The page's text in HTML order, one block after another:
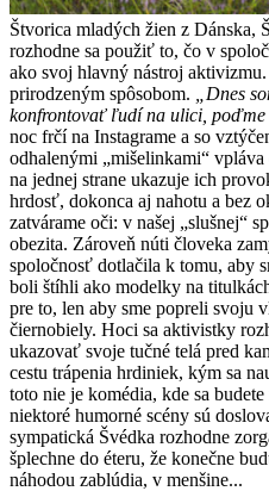
Štvorica mladých žien z Dánska,
rozhodne sa použiť to, čo v
ako svoj hlavný nástroj
prirodzeným spôsobom.
„Dnes
konfrontovať ľudí na ulici, poďme
noc frčí na Instagrame a so
odhalenými „mišelinkami“
na jednej strane ukazuje ich
hrdosť, dokonca aj nahotu a bez
zatvárame oči: v našej „slušnej“
obezita. Zároveň núti človeka
spoločnosť dotlačila k tomu, aby
boli štíhli ako modelky na
pre to, len aby sme popreli svoju
čiernobiely. Hoci sa aktivistky
ukazovať svoje tučné telá pred
cestu trápenia hrdiniek, kým sa
toto nie je komédia, kde sa
niektoré humorné scény sú
sympatická Švédka rozhodne
šplechne do éteru, že konečne
náhodou zablúdia, v menšine...